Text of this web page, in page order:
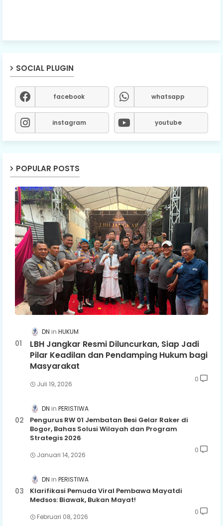
SOCIAL PLUGIN
facebook whatsapp
instagram youtube
POPULAR POSTS
DN HUKUM
LBH Jangkar Resmi Diluncurkan, Siap Jadi
Pilar Keadilan dan Pendamping Hukum bagi
Masyarakat
Juli 19, 2026
0
DN PERISTIWA
Pengurus RW 01 Jembatan Besi Gelar Raker di
Bogor, Bahas Solusi Wilayah dan Program
Strategis 2026
Januari 14, 2026
0
DN PERISTIWA
Klarifikasi Pemuda Viral Pembawa Mayatdi
Medsos: Biawak, Bukan Mayat!
Februari 08, 2026
0